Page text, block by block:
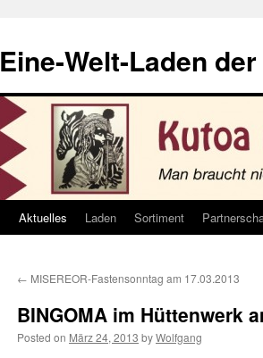
Eine-Welt-Laden
Skip
content
Aktuelles Laden Sortiment
← MISEREOR-Fastensonntag am 17.03.2013
BINGOMA im Hüttenwerk
Posted on März 24, 2013 byWolfgang